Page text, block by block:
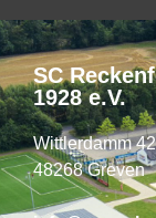
SC
1928 e.V.
Wittlerdamm 42
48268 Greven